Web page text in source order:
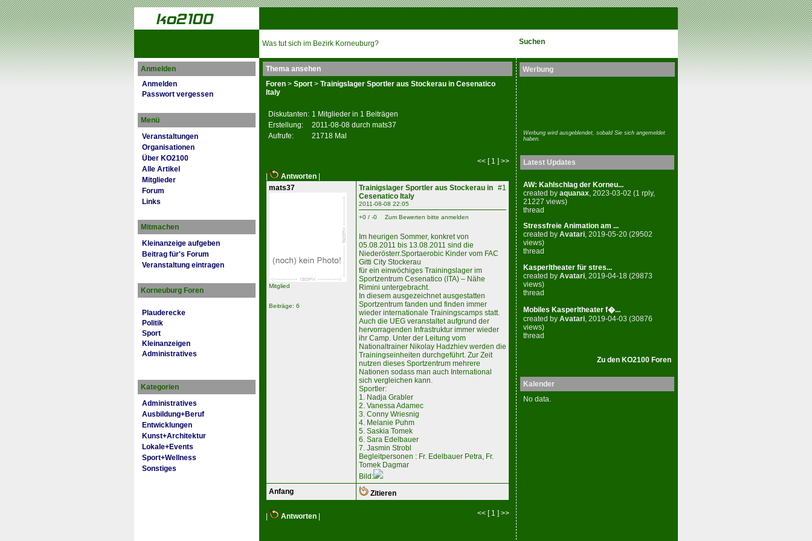
Was tut sich im Bezirk Korneuburg? Suchen
Anmelden
Anmelden
Passwort vergessen
Menü
Veranstaltungen
Organisationen
Über KO2100
Alle Artikel
Mitglieder
Forum
Links
Mitmachen
Kleinanzeige aufgeben
Beitrag für's Forum
Veranstaltung eintragen
Korneuburg Foren
Plauderecke
Politik
Sport
Kleinanzeigen
Administratives
Kategorien
Administratives
Ausbildung+Beruf
Entwicklungen
Kunst+Architektur
Lokale+Events
Sport+Wellness
Sonstiges
Thema ansehen
Foren > Sport > Trainigslager Sportler aus Stockerau in Cesenatico
Italy
Diskutanten: 1 Mitglieder in 1 Beiträgen
Erstellung:
2011-08-08 durch mats37
Aufrufe:
21718 Mal
<< [ 1 ] >>
Antworten
mats37
Mitglied
Beiträge: 6
#1
Trainigslager Sportler aus Stockerau in
Cesenatico Italy
2011-08-08 22:05
+0 / -0
Zum Bewerten bitte anmelden
Im heurigen Sommer, konkret von
05.08.2011 bis 13.08.2011 sind die
Niederösterr.Sportaerobic Kinder vom FAC
Gitti City Stockerau
für ein einwöchiges Trainingslager im
Sportzentrum Cesenatico (ITA) – Nähe
Rimini untergebracht.
In diesem ausgezeichnet ausgestatten
Sportzentrum fanden und finden immer
wieder internationale Trainingscamps statt.
Auch die UEG veranstaltet aufgrund der
hervorragenden Infrastruktur immer wieder
ihr Camp. Unter der Leitung vom
Nationaltrainer Nikolay Hadzhiev werden die
Trainingseinheiten durchgeführt. Zur Zeit
nutzen dieses Sportzentrum mehrere
Nationen sodass man auch International
sich vergleichen kann.
Sportler:
1. Nadja Grabler
2. Vanessa Adamec
3. Conny Wriesnig
4. Melanie Puhm
5. Saskia Tomek
6. Sara Edelbauer
7. Jasmin Strobl
Begleitpersonen : Fr. Edelbauer Petra, Fr.
Tomek Dagmar
Bild:
Anfang
Zitieren
<< [ 1 ] >>
Antworten
Werbung
Werbung wird ausgeblendet, sobald Sie sich angemeldet
haben.
Latest Updates
AW: Kahlschlag der Korneu...
created by aquanax, 2023-03-02 (1 rply,
21227 views)
thread
Stressfreie Animation am ...
created by Avatari, 2019-05-20 (29502
views)
thread
Kasperltheater für stres...
created by Avatari , 2019-04-18 (29873
views)
thread
Mobiles Kasperltheater f�...
created by Avatari , 2019-04-03 (30876
views)
thread
Zu den KO2100 Foren
Kalender
No data.